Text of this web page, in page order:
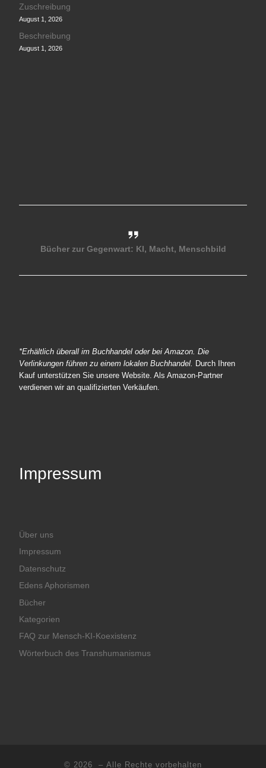
Zuschreibung
August 1, 2026
Beschreibung
August 1, 2026
Bücher zur Gegenwart: KI, Macht, Menschbild
*Erhältlich überall im Buchhandel oder bei Amazon. Die
Verlinkungen führen zu einem lokalen Buchhandel.
Durch Ihren
Kauf unterstützen Sie unsere Website. Als Amazon-Partner
verdienen wir an qualifizierten Verkäufen.
Impressum
Über uns
Impressum
Datenschutz
Edens Aphorismen
Bücher
Kategorien
FAQ zur Mensch-KI-Koexistenz
Wörterbuch des Transhumanismus
© 2026 – Alle Rechte vorbehalten